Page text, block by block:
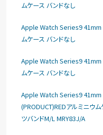
ムケース バンドなし
Apple Watch Series9 41mm
ムケース バンドなし
Apple Watch Series9 41mm
ムケース バンドなし
Apple Watch Series9 41mm
(PRODUCT)REDアルミニウ
ツバンドM/L MRY83J/A